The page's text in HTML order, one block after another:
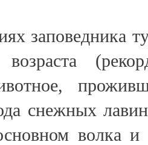
заповедника
снежных
волка